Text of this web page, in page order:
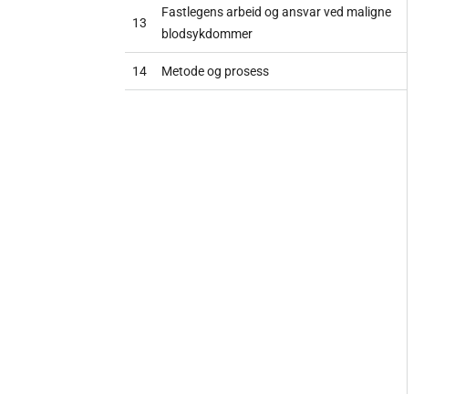
13
Fastlegens arbeid og ansvar ved maligne
blodsykdommer
14 Metode og prosess